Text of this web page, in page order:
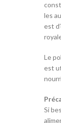
les
est
Le
est
Si